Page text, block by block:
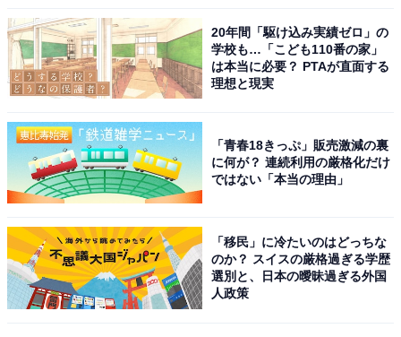
A post shared by 対岸の家事 〜これが、私の生きる道！〜 4月
（TBS系）が選ばれました。朱野帰子さんの小説『対岸
の家事』（講談社）が原作で、主演は多部未華子さんが
担当。家事がテーマとなる新感覚のお仕事ドラマです。
主人公の村上詩穂は2歳の娘を育てるママで、過去のあ
る出来事から専業主婦になることを選んだ女性。仕事と
育児の両立に悩むママや、育休中のエリート官僚パパも
登場し、さまざまな家庭が抱える問題を描きます。専業
20年間「駆け込み実績ゼロ」の
学校も…「こども110番の家」
は本当に必要？ PTAが直面する
理想と現実
「青春18きっぷ」販売激減の裏
に何が？ 連続利用の厳格化だけ
ではない「本当の理由」
「移民」に冷たいのはどっちな
のか？ スイスの厳格過ぎる学歴
選別と、日本の曖昧過ぎる外国
人政策